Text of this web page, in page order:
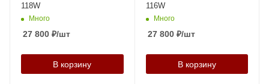
118W
Много
27 800 ₽/шт
В корзину
116W
Много
27 800₽/шт
В корзину